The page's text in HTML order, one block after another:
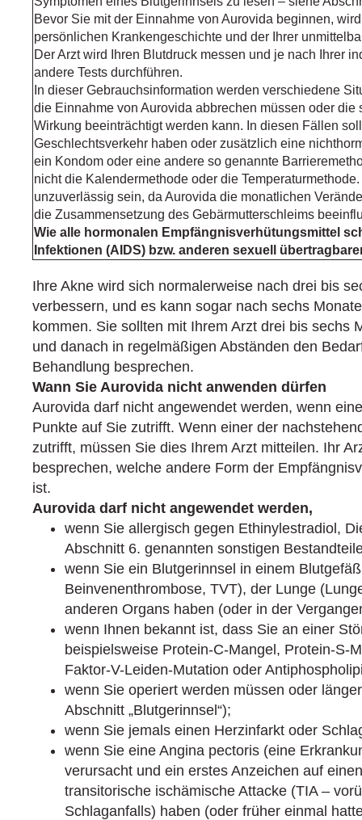
Bevor Sie mit der Einnahme von Aurovida beginnen,
persönlichen Krankengeschichte und der Ihrer
Der Arzt wird Ihren Blutdruck messen und je nach Ihrer
andere Tests durchführen.
In dieser Gebrauchsinformation werden verschiedene
die Einnahme von Aurovida abbrechen müssen oder die
Wirkung beeinträchtigt werden kann. In diesen Fällen
Geschlechtsverkehr haben oder zusätzlich eine
ein Kondom oder eine andere so genannte
nicht die Kalendermethode oder die
unzuverlässig sein, da Aurovida die monatlichen
die Zusammensetzung des Gebärmutterschleims
Wie alle hormonalen Empfängnisverhütungsmittel
Infektionen (AIDS) bzw. anderen sexuell
Ihre Akne wird sich normalerweise nach drei bis
verbessern, und es kann sogar nach sechs
kommen. Sie sollten mit Ihrem Arzt drei bis sechs
und danach in regelmäßigen Abständen den
Behandlung besprechen.
Wann Sie Aurovida nicht anwenden dürfen
Aurovida darf nicht angewendet werden, wenn
Punkte auf Sie zutrifft. Wenn einer der
zutrifft, müssen Sie dies Ihrem Arzt mitteilen. Ihr
besprechen, welche andere Form der
ist.
Aurovida darf nicht angewendet werden,
wenn Sie allergisch gegen Ethinylestra­diol,
Abschnitt 6. genannten sonstigen
wenn Sie ein Blutgerinnsel in einem
Beinvenenthrombose, TVT), der Lunge
anderen Organs haben (oder in der
wenn Ihnen bekannt ist, dass Sie an einer
beispielsweise Protein-C-Mangel, Protein-S-
Faktor-V-Leiden-Mutation oder
wenn Sie operiert werden müssen oder
Abschnitt „Blutgerinnsel“);
wenn Sie jemals einen Herzinfarkt oder
wenn Sie eine Angina pectoris (eine
verursacht und ein erstes Anzeichen auf
transitorische ischämische Attacke (TIA –
Schlaganfalls) haben (oder früher einmal